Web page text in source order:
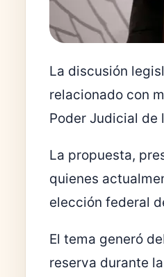
La discusión
relacionado con
Poder Judicial de
La propuesta,
quienes
elección federal
El tema generó
reserva durante